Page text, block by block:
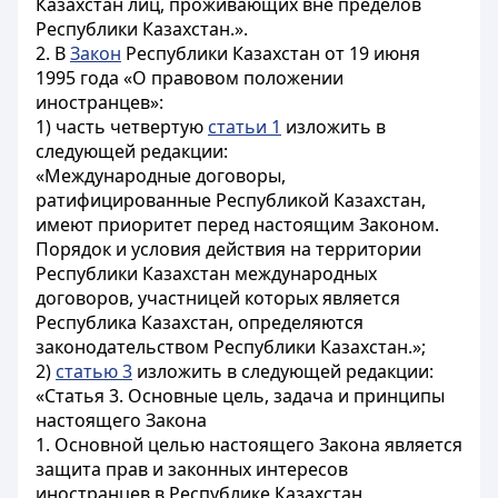
Республики Казахстан.».
2. ВЗакон Республики Казахстан от 19 июня
1995 года «О правовом положении
иностранцев»:
1) часть четвертую статьи 1 изложить в
следующей редакции:
«Международные договоры,
ратифицированные Республикой Казахстан,
имеют приоритет перед настоящим Законом.
Порядок и условия действия на территории
Республики Казахстан международных
договоров, участницей которых является
Республика Казахстан, определяются
законодательством Республики Казахстан.»;
2) статью 3 изложить в следующей редакции:
«Статья 3. Основные цель, задача и принципы
настоящего Закона
1. Основной целью настоящего Закона является
защита прав и законных интересов